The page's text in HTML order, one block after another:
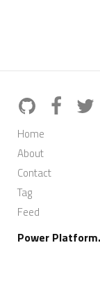
Home
About
Contact
Tag
Feed
Power